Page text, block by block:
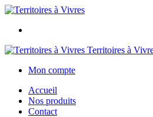
Territoires à
Mon compte
Accueil
Nos produits
Contact